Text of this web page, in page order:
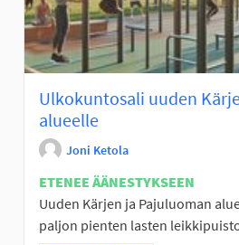
Ulkokuntosali uuden
alueelle
Joni Ketola
ETENEE ÄÄNESTYKSEEN
Uuden Kärjen ja Pajuluoman
paljon pienten lasten